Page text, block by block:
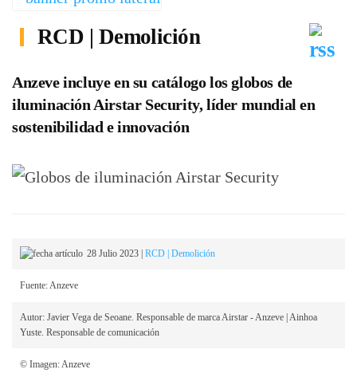
RCD | Demolición
Anzeve incluye en su catálogo los globos de
iluminación Airstar Security, líder mundial en
sostenibilidad e innovación
28 Julio 2023 | RCD | Demolición
Fuente: Anzeve
Autor: Javier Vega de Seoane. Responsable de marca Airstar - Anzeve | Ainhoa
Yuste. Responsable de comunicación
© Imagen: Anzeve